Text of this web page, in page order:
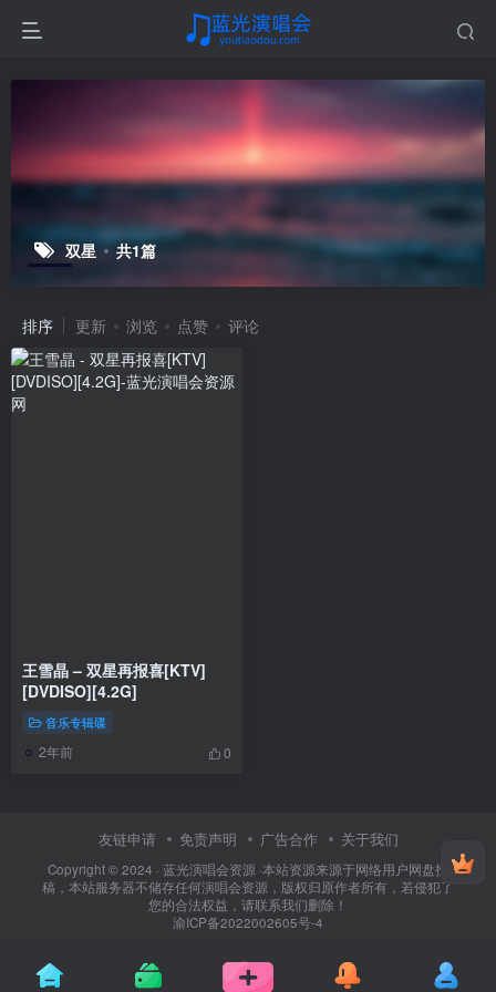
双星 共1篇
排序 更新 浏览 点赞 评论
王雪晶 – 双星再报喜[KTV]
[DVDISO][4.2G]
音乐专辑碟
2年前 0
友链申请 免责声明 广告合作 关于我们
Copyright © 2024 · 蓝光演唱会资源 ·本站资源来源于网络用户网盘投
稿，本站服务器不储存任何演唱会资源，版权归原作者所有，若侵犯了
您的合法权益，请联系我们删除！
渝ICP备2022002605号-4